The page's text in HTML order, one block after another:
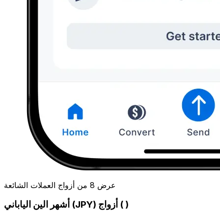
عرض 8 من أزواج العملات الشائعة
أشهر الين الياباني (JPY) أزواج ( )